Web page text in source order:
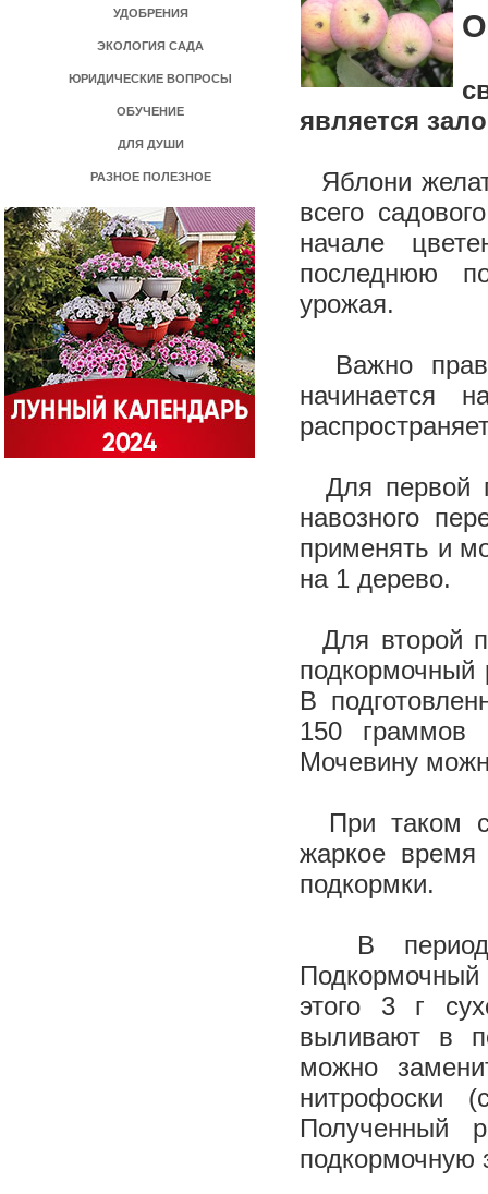
УДОБРЕНИЯ
ЭКОЛОГИЯ САДА
ЮРИДИЧЕСКИЕ ВОПРОСЫ
ОБУЧЕНИЕ
ДЛЯ ДУШИ
РАЗНОЕ ПОЛЕЗНОЕ
является
Яблони
всего
начале
последнюю
урожая.
Важно
начинается
Для первой
навозного
применять и
на 1 дерево.
Для второй
подкормочный
В
150 граммов
Мочевину
При таком
жаркое
подкормки.
В период
Подкормочный
этого 3 г
выливают в
можно
нитрофоски
Полученный
подкормочную